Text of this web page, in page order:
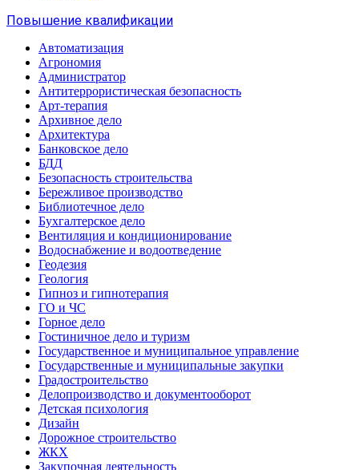
Повышение квалификации
Автоматизация
Агрономия
Администратор
Антитеррористическая безопасность
Арт-терапия
Архивное дело
Архитектура
Банковское дело
БДД
Безопасность строительства
Бережливое производство
Библиотечное дело
Бухгалтерское дело
Вентиляция и кондиционирование
Водоснабжение и водоотведение
Геодезия
Геология
Гипноз и гипнотерапия
ГО и ЧС
Горное дело
Гостиничное дело и туризм
Государственное и муниципальное управление
Государственные и муниципальные закупки
Градостроительство
Делопроизводство и документооборот
Детская психология
Дизайн
Дорожное строительство
ЖКХ
Закупочная деятельность